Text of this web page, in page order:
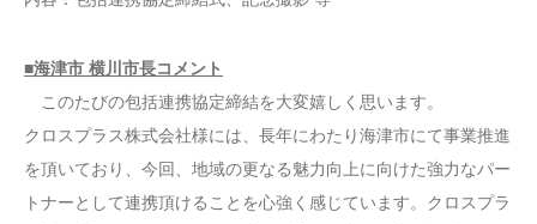
■海津市 横川市長コメント
このたびの包括連携協定締結を大変嬉しく思います。
クロスプラス株式会社様には、長年にわたり海津市にて事業推進
を頂いており、今回、地域の更なる魅力向上に向けた強力なパー
トナーとして連携頂けることを心強く感じています。クロスプラ